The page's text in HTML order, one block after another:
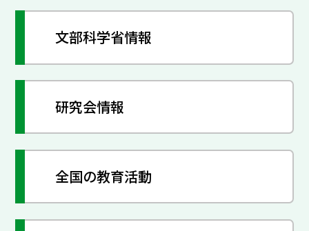
文部科学省情報
研究会情報
全国の教育活動